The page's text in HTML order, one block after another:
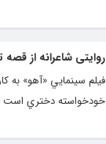
روایتی شاعرانه از
فيلم سينمايي «آهو» به
خودخواسته دختري است